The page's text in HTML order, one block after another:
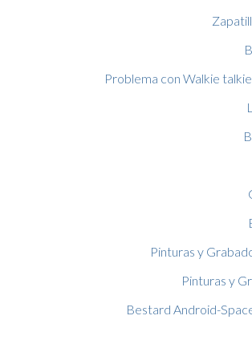
Problema con Walkie
Pinturas y
Pinturas y
Bestard Android-